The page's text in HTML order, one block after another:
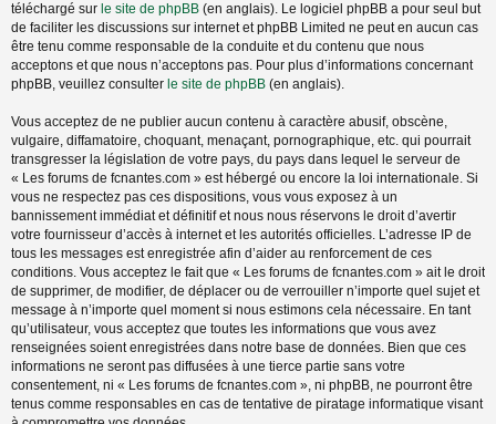
téléchargé sur le site de phpBB (en anglais). Le logiciel phpBB a pour seul but
de faciliter les discussions sur internet et phpBB Limited ne peut en aucun cas
être tenu comme responsable de la conduite et du contenu que nous
acceptons et que nous n’acceptons pas. Pour plus d’informations concernant
phpBB, veuillez consulter le site de phpBB (en anglais).
Vous acceptez de ne publier aucun contenu à caractère abusif, obscène,
vulgaire, diffamatoire, choquant, menaçant, pornographique, etc. qui pourrait
transgresser la législation de votre pays, du pays dans lequel le serveur de
« Les forums de fcnantes.com » est hébergé ou encore la loi internationale. Si
vous ne respectez pas ces dispositions, vous vous exposez à un
bannissement immédiat et définitif et nous nous réservons le droit d’avertir
votre fournisseur d’accès à internet et les autorités officielles. L’adresse IP de
tous les messages est enregistrée afin d’aider au renforcement de ces
conditions. Vous acceptez le fait que « Les forums de fcnantes.com » ait le droit
de supprimer, de modifier, de déplacer ou de verrouiller n’importe quel sujet et
message à n’importe quel moment si nous estimons cela nécessaire. En tant
qu’utilisateur, vous acceptez que toutes les informations que vous avez
renseignées soient enregistrées dans notre base de données. Bien que ces
informations ne seront pas diffusées à une tierce partie sans votre
consentement, ni « Les forums de fcnantes.com », ni phpBB, ne pourront être
tenus comme responsables en cas de tentative de piratage informatique visant